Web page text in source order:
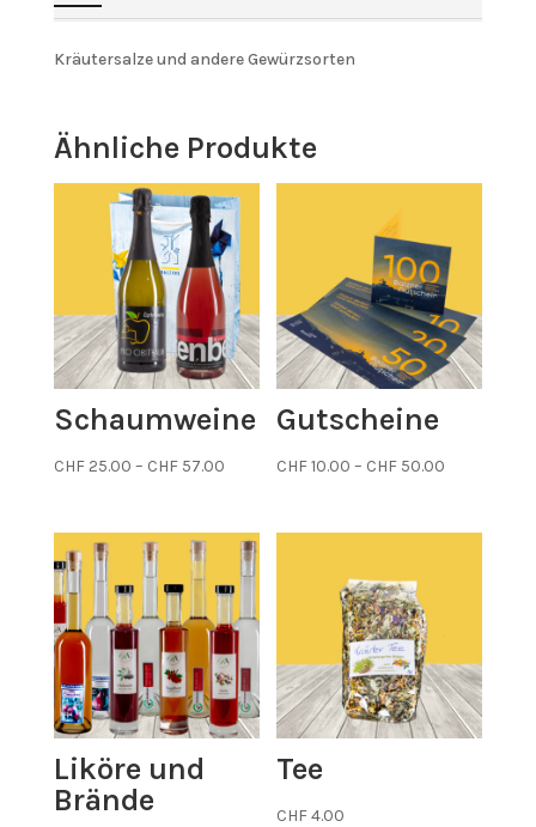
Kräutersalze und andere Gewürzsorten
Ähnliche Produkte
Schaumweine
CHF25.00 – CHF57.00Preisspanne:
bis
CHF 57.00
Gutscheine
CHF10.00 – CHF 50.00
bis
Liköre und
Brände
Tee
CHF4.00